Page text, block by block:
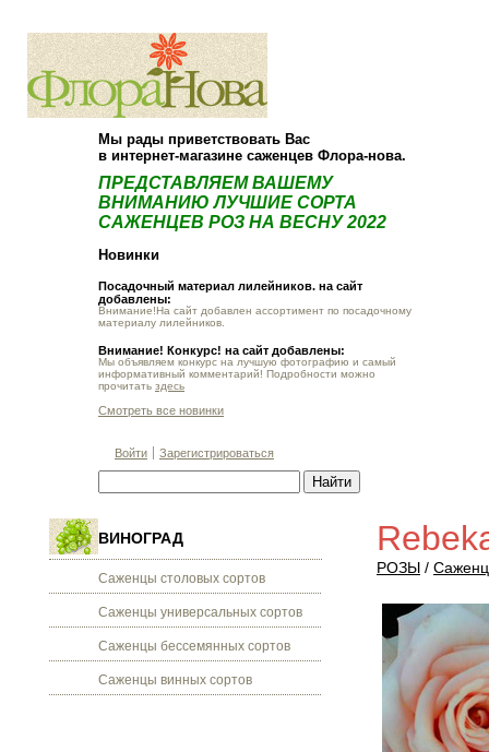
Мы рады приветствовать Вас
в интернет-магазине саженцев Флора-нова.
ПРЕДСТАВЛЯЕМ ВАШЕМУ
ВНИМАНИЮ ЛУЧШИЕ СОРТА
САЖЕНЦЕВ РОЗ НА ВЕСНУ 2022
Новинки
Посадочный материал лилейников. на сайт
добавлены:
Внимание!На сайт добавлен ассортимент по посадочному
материалу лилейников.
Внимание! Конкурс! на сайт добавлены:
Мы объявляем конкурс на лучшую фотографию и самый
информативный комментарий! Подробности можно
прочитать здесь
Смотреть все новинки
Войти Зарегистрироваться
ВИНОГРАД
Саженцы столовых сортов
Саженцы универсальных сортов
Саженцы бессемянных сортов
Саженцы винных сортов
РОЗЫ /